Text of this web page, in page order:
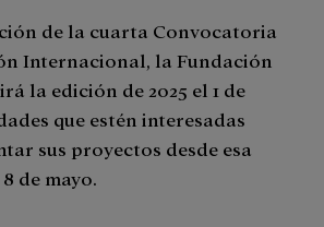
de la cuarta Convocatoria
Internacional, la Fundación
la edición de 2025 el 1 de
que estén interesadas
sus proyectos desde esa
de mayo.